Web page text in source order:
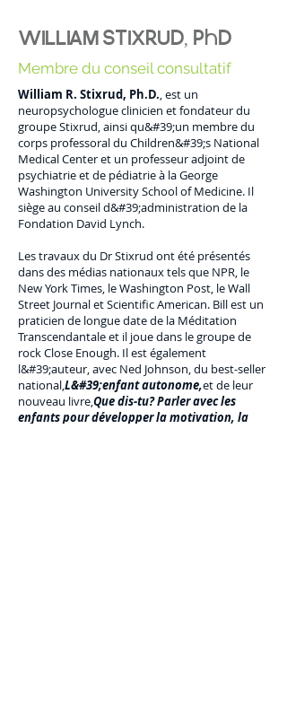
WILLIAM STIXRUD, PhD
Membre du conseil consultatif
William R. Stixrud, Ph.D., est un
neuropsychologue clinicien et fondateur du
groupe Stixrud, ainsi qu&#39;un membre du
corps professoral du Children&#39;s National
Medical Center et un professeur adjoint de
psychiatrie et de pédiatrie à la George
Washington University School of Medicine. Il
siège au conseil d&#39;administration de la
Fondation David Lynch.
Les travaux du Dr Stixrud ont été présentés
dans des médias nationaux tels que NPR, le
New York Times, le Washington Post, le Wall
Street Journal et Scientific American. Bill est un
praticien de longue date de la Méditation
Transcendantale et il joue dans le groupe de
rock Close Enough. Il est également
l&#39;auteur, avec Ned Johnson, du best-seller
national,L&#39;enfant autonome,et de leur
nouveau livre,Que dis-tu? Parler avec les
enfants pour développer la motivation, la